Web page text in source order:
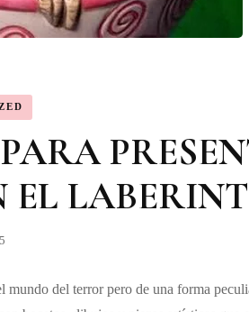
EL
del terror pero de una forma